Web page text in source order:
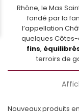
Rhône, le Mas
fondé par la
l’appellation
quelques
fins,
terroirs de
Nouveaux produits